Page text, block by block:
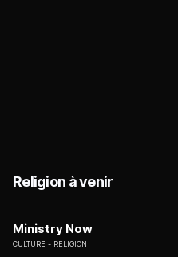
Religion à venir
Ministry Now
CULTURE RELIGION